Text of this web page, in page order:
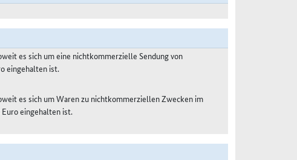
es sich um eine nichtkommerzielle Sendung von
eingehalten ist.
es sich um Waren zu nichtkommerziellen Zwecken im
eingehalten ist.